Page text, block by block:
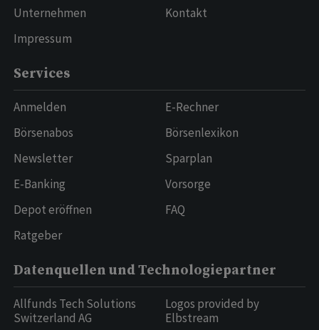
Unternehmen
Impressum
Kontakt
Services
Anmelden
Börsenabos
Newsletter
E-Banking
Depot eröffnen
Ratgeber
E-Rechner
Börsenlexikon
Sparplan
Vorsorge
FAQ
Datenquellen und Technologiepartner
Allfunds Tech Solutions
Switzerland AG
Logos provided by
Elbstream